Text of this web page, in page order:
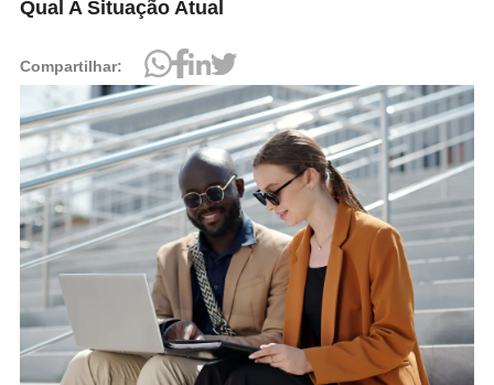
Qual A Situação Atual
Compartilhar: